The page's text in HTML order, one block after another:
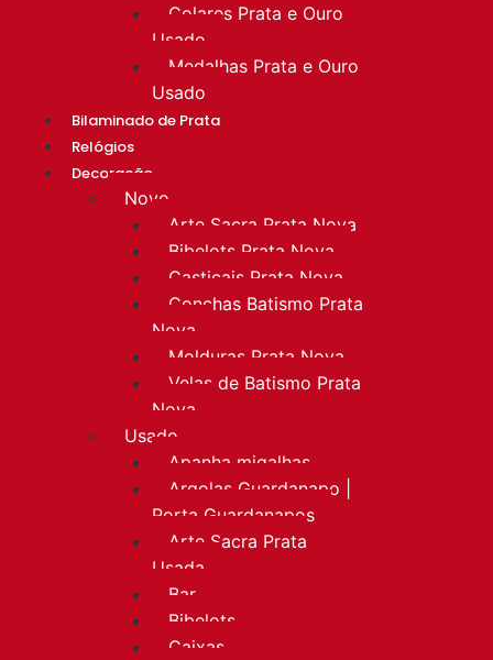
Colares Prata e Ouro
Usado
Medalhas Prata e Ouro
Usado
Bilaminado de Prata
Relógios
Decoração
Novo
Arte Sacra Prata Nova
Bibelots Prata Nova
Castiçais Prata Nova
Conchas Batismo Prata
Nova
Molduras Prata Nova
Velas de Batismo Prata
Nova
Usado
Apanha migalhas
Argolas Guardanapo |
Porta Guardanapos
Arte Sacra Prata
Usada
Bar
Bibelots
Caixas